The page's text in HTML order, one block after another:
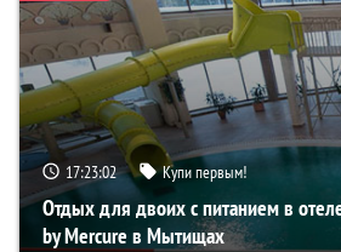
17:23:02 Купи первым!
Отдых для двоих с питанием в
by Mercure в Мытищах